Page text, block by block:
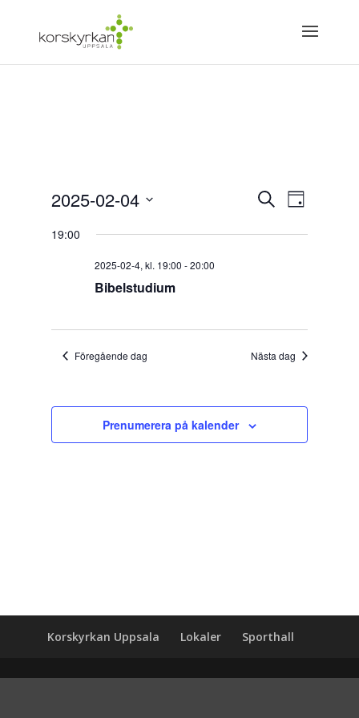
Evenemang
Search
Views
Sök Dag
2025-02-04
datum.
19:00
2025-02-4, kl. 19:00 -20:00
Bibelstudium
Föregående dag Nästa dag
Prenumerera på kalender
Korskyrkan Uppsala Lokaler Sporthall